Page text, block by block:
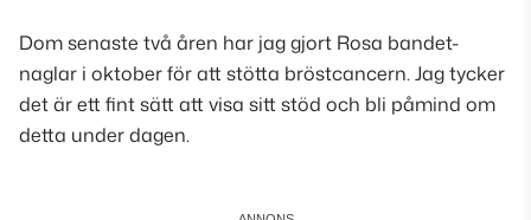
Dom senaste två åren har jag gjort Rosa bandet-
naglar i oktober för att stötta bröstcancern. Jag tycker
det är ett fint sätt att visa sitt stöd och bli påmind om
detta under dagen.